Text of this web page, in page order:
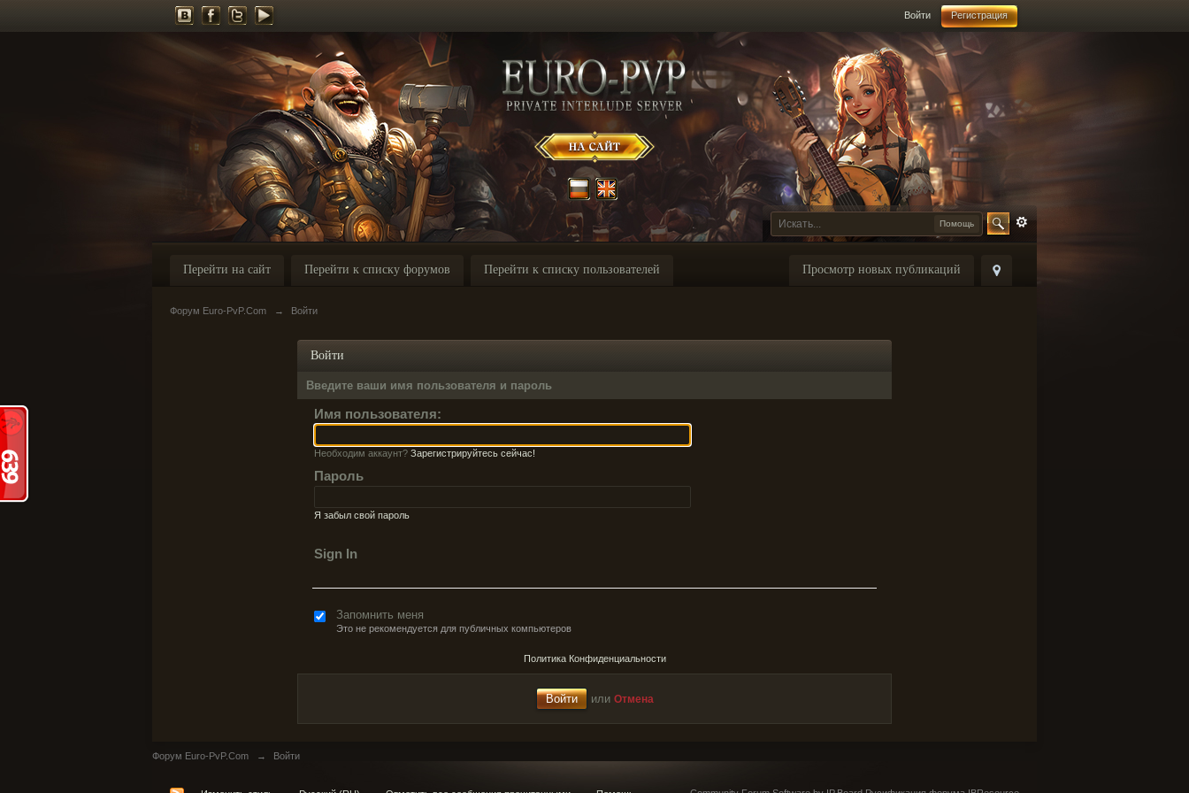
Войти Регистрация
Помощь
Просмотр новых публикаций
Перейти на сайт Перейти к списку форумов Перейти к списку пользователей
Форум Euro-PvP.Com → Войти
Войти
Введите ваши имя пользователя и пароль
Имя пользователя:
Необходим аккаунт? Зарегистрируйтесь сейчас!
Пароль
Я забыл свой пароль
Sign In
Запомнить меня
Это не рекомендуется для публичных компьютеров
Политика Конфиденциальности
или Отмена
Форум Euro-PvP.Com → Войти